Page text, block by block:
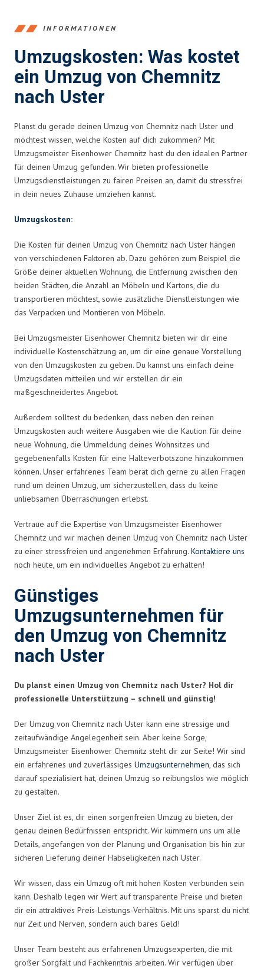
INFORMATIONEN
Umzugskosten: Was kostet
ein Umzug von Chemnitz
nach Uster
Planst du gerade deinen Umzug von Chemnitz nach Uster und
möchtest wissen, welche Kosten auf dich zukommen? Mit
Umzugsmeister Eisenhower Chemnitz hast du den idealen Partner
für deinen Umzug gefunden. Wir bieten professionelle
Umzugsdienstleistungen zu fairen Preisen an, damit du stressfrei
in dein neues Zuhause umziehen kannst.
Umzugskosten:
Die Kosten für deinen Umzug von Chemnitz nach Uster hängen
von verschiedenen Faktoren ab. Dazu gehören zum Beispiel die
Größe deiner aktuellen Wohnung, die Entfernung zwischen den
beiden Städten, die Anzahl an Möbeln und Kartons, die du
transportieren möchtest, sowie zusätzliche Dienstleistungen wie
das Verpacken und Montieren von Möbeln.
Bei Umzugsmeister Eisenhower Chemnitz bieten wir dir eine
individuelle Kostenschätzung an, um dir eine genaue Vorstellung
von den Umzugskosten zu geben. Du kannst uns einfach deine
Umzugsdaten mitteilen und wir erstellen dir ein
maßgeschneidertes Angebot.
Außerdem solltest du bedenken, dass neben den reinen
Umzugskosten auch weitere Ausgaben wie die Kaution für deine
neue Wohnung, die Ummeldung deines Wohnsitzes und
gegebenenfalls Kosten für eine Halteverbotszone hinzukommen
können. Unser erfahrenes Team berät dich gerne zu allen Fragen
rund um deinen Umzug, um sicherzustellen, dass du keine
unliebsamen Überraschungen erlebst.
Vertraue auf die Expertise von Umzugsmeister Eisenhower
Chemnitz und wir machen deinen Umzug von Chemnitz nach Uster
zu einer stressfreien und angenehmen Erfahrung. Kontaktiere uns
noch heute, um ein individuelles Angebot zu erhalten!
Günstiges
Umzugsunternehmen für
den Umzug von Chemnitz
nach Uster
Du planst einen Umzug von Chemnitz nach Uster? Hol dir
professionelle Unterstützung – schnell und günstig!
Der Umzug von Chemnitz nach Uster kann eine stressige und
zeitaufwändige Angelegenheit sein. Aber keine Sorge,
Umzugsmeister Eisenhower Chemnitz steht dir zur Seite! Wir sind
ein erfahrenes und zuverlässiges Umzugsunternehmen, das sich
darauf spezialisiert hat, deinen Umzug so reibungslos wie möglich
zu gestalten.
Unser Ziel ist es, dir einen sorgenfreien Umzug zu bieten, der
genau deinen Bedürfnissen entspricht. Wir kümmern uns um alle
Details, angefangen von der Planung und Organisation bis hin zur
sicheren Lieferung deiner Habseligkeiten nach Uster.
Wir wissen, dass ein Umzug oft mit hohen Kosten verbunden sein
kann. Deshalb legen wir Wert auf transparente Preise und bieten
dir ein attraktives Preis-Leistungs-Verhältnis. Mit uns sparst du nicht
nur Zeit und Nerven, sondern auch bares Geld!
Unser Team besteht aus erfahrenen Umzugsexperten, die mit
großer Sorgfalt und Fachkenntnis arbeiten. Wir verfügen über